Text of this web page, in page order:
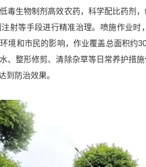
毒生物制剂高效农药，科学配比药剂
射等手段进行精准治理。喷施作业
境和市民的影响，作业覆盖总面积约
、整形修剪、清除杂草等日常养护措
到防治效果。